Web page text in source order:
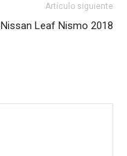
Artículo siguiente
Nissan Leaf Nismo 2018